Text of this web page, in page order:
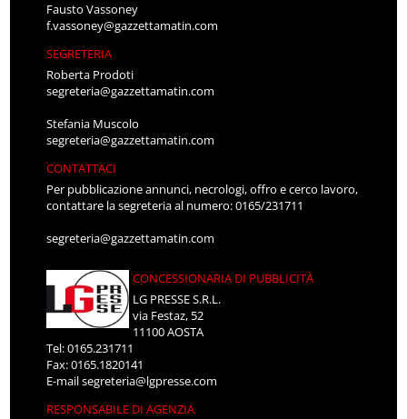
Fausto Vassoney
f.vassoney@gazzettamatin.com
SEGRETERIA
Roberta Prodoti
segreteria@gazzettamatin.com
Stefania Muscolo
segreteria@gazzettamatin.com
CONTATTACI
Per pubblicazione annunci, necrologi, offro e cerco lavoro,
contattare la segreteria al numero: 0165/231711
segreteria@gazzettamatin.com
CONCESSIONARIA DI PUBBLICITÀ
LG PRESSE S.R.L.
via Festaz, 52
11100 AOSTA
Tel: 0165.231711
Fax: 0165.1820141
E-mailsegreteria@lgpresse.com
RESPONSABILE DI AGENZIA